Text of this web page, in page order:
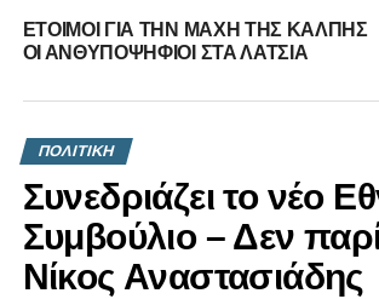
DON'T MISS
ΑΝΑΛΥΣΗ | Η ΕΞ’ ΑΝΑΤΟΛΩΝ
ΕΤΟΙΜΟΙ ΓΙΑ ΤΗΝ ΜΑΧΗ ΤΗΣ ΚΑΛΠΗΣ
ΟΙ ΑΝΘΥΠΟΨΗΦΙΟΙ ΣΤΑ ΛΑΤΣΙΑ
ΠΟΛΙΤΙΚΗ
Συνεδριάζει το νέο
Συμβούλιο – Δεν
Νίκος Αναστασιάδης